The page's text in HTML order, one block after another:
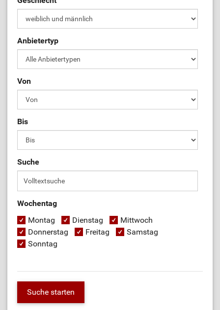
Anbietertyp
Von
Bis
Suche
Wochentag
Montag
Dienstag
Mittwoch
Donnerstag
Freitag
Samstag
Sonntag